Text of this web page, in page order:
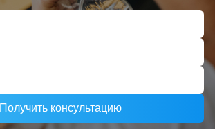
Получить консультацию